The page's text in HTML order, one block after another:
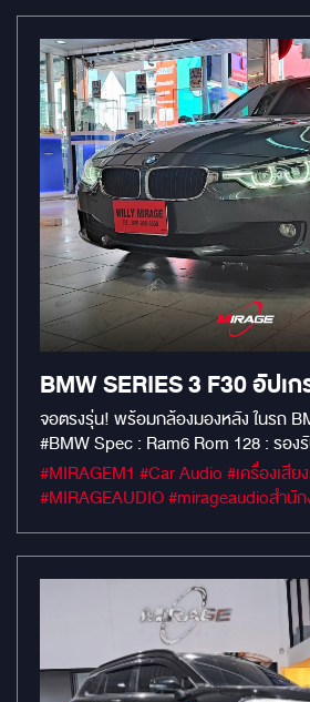
ได้ครบจบในจอเดียว ความบันเทิงไร้ขีดจำกัด: รองรับการเชื่อมต่อ
Apple CarPlay และ Android Auto แบบไร้สาย ใช้
รองรับระบบเดิมของรถ 100% ไม่ว่าจะเป็
กล้องมองหลัง ขับขี่สนุกขึ้น เดินทางไกลไ
ความจำเจเดิมๆ ออกไปได้เลยครับ
BMW SERIES 3 F30 อัปเ
คอนโซนหหน้าด้วยจอแอนด
สเปกเเบบจัดเต็ม
จอตรงรุ่น! พร้อมกล้องมองหลัง ในรถ BMW SERIES3 F30
#BMW Spec : Ram6 Rom 128 : รองรับการใช้งานแอพพลิ
เคชั่นมากมาย : YouTube / Netflix/ GooGleMap / TvOnline
เพิ่มความสะดวก และความปลอดภัยด้วยกล้องม
#MIRAGEM1 #Car Audio #เครื่องเสียงรถยนต์
#MIRAGEAUDIO #mirageaudioสำนักงานใหญ่